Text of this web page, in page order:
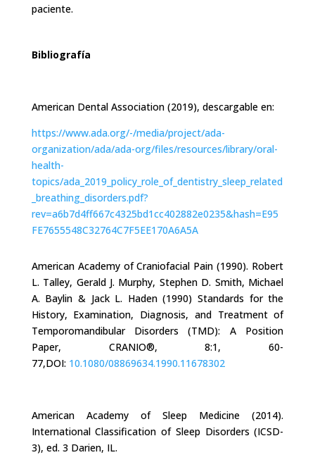
paciente.
Bibliografía
American Dental Association (2019), descargable en:
https://www.ada.org/-/media/project/ada-
organization/ada/ada-org/files/resources/library/oral-
health-
topics/ada_2019_policy_role_of_dentistry_sleep_related
_breathing_disorders.pdf?
rev=a6b7d4ff667c4325bd1cc402882e0235&hash=E95
FE7655548C32764C7F5EE170A6A5A
American Academy of Craniofacial Pain (1990). Robert
L. Talley, Gerald J. Murphy, Stephen D. Smith, Michael
A. Baylin & Jack L. Haden (1990) Standards for the
History, Examination, Diagnosis, and Treatment of
Temporomandibular Disorders (TMD): A Position
Paper, CRANIO®, 8:1, 60-
77,DOI: 10.1080/08869634.1990.11678302
American Academy of Sleep Medicine (2014).
International Classification of Sleep Disorders (ICSD-
3), ed. 3 Darien, IL.